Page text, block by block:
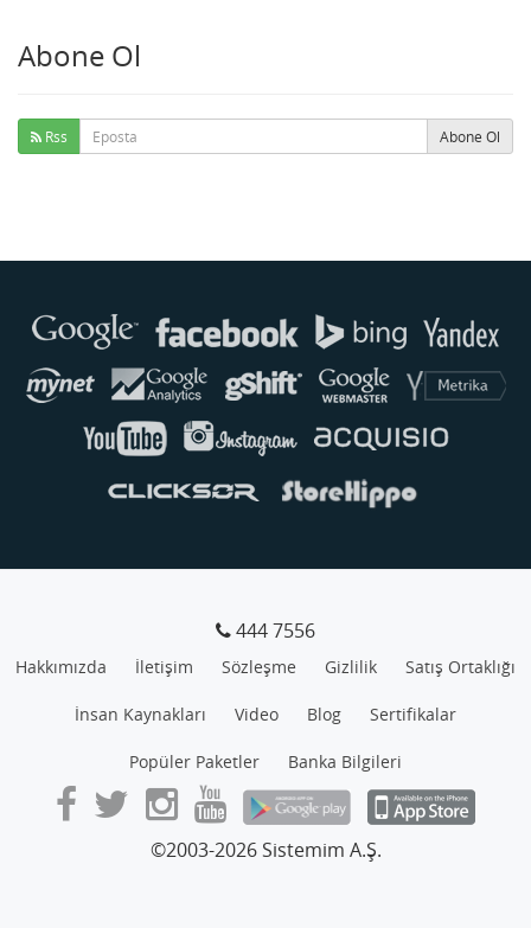
Abone Ol
Rss Abone Ol
444 7556
Hakkımızda İletişim Sözleşme Gizlilik Satış Ortaklığı
İnsan Kaynakları Video Blog Sertifikalar
Popüler Paketler Banka Bilgileri
©2003-2026 Sistemim A.Ş.